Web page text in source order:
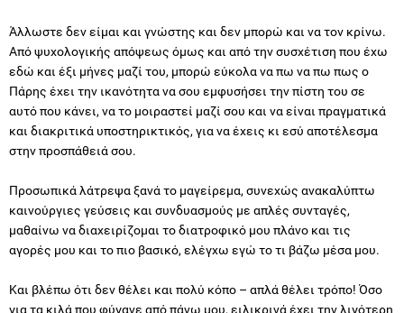
Άλλωστε δεν είμαι και γνώστης και δεν μπορώ και να τον κρίνω.
Από ψυχολογικής απόψεως όμως και από την συσχέτιση που έχω
εδώ και έξι μήνες μαζί του, μπορώ εύκολα να πω να πω πως ο
Πάρης έχει την ικανότητα να σου εμφυσήσει την πίστη του σε
αυτό που κάνει, να το μοιραστεί μαζί σου και να είναι πραγματικά
και διακριτικά υποστηρικτικός, για να έχεις κι εσύ αποτέλεσμα
στην προσπάθειά σου.
Προσωπικά λάτρεψα ξανά το μαγείρεμα, συνεχώς ανακαλύπτω
καινούργιες γεύσεις και συνδυασμούς με απλές συνταγές,
μαθαίνω να διαχειρίζομαι το διατροφικό μου πλάνο και τις
αγορές μου και το πιο βασικό, ελέγχω εγώ το τι βάζω μέσα μου.
Και βλέπω ότι δεν θέλει και πολύ κόπο – απλά θέλει τρόπο! Όσο
για τα κιλά που φύγανε από πάνω μου, ειλικρινά έχει την λιγότερη